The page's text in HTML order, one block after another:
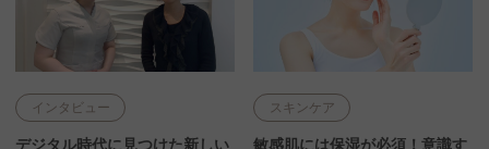
インタビュー
デジタル時代に見つけた新しい
スキンケア
敏感肌には保湿が必須！意識す